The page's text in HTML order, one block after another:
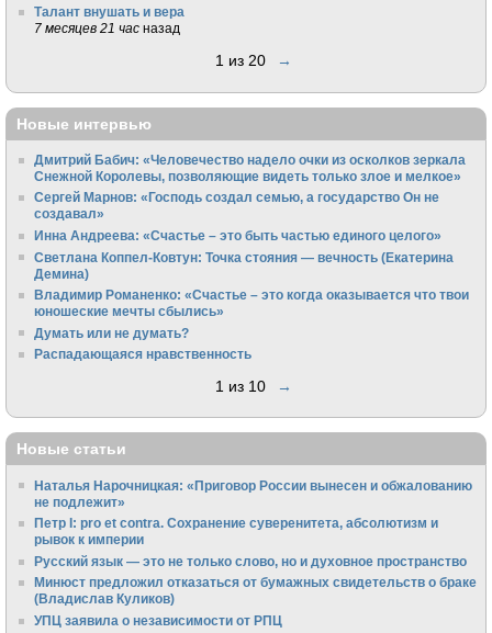
Талант внушать и вера
7 месяцев 21 час назад
1 из 20 →
Новые интервью
Дмитрий Бабич: «Человечество надело очки из осколков зеркала
Снежной Королевы, позволяющие видеть только злое и мелкое»
Сергей Марнов: «Господь создал семью, а государство Он не
создавал»
Инна Андреева: «Счастье – это быть частью единого целого»
Светлана Коппел-Ковтун: Точка стояния — вечность (Екатерина
Демина)
Владимир Романенко: «Счастье – это когда оказывается что твои
юношеские мечты сбылись»
Думать или не думать?
Распадающаяся нравственность
1 из 10 →
Новые статьи
Наталья Нарочницкая: «Приговор России вынесен и обжалованию
не подлежит»
Петр I: pro et contra. Сохранение суверенитета, абсолютизм и
рывок к империи
Русский язык — это не только слово, но и духовное пространство
Минюст предложил отказаться от бумажных свидетельств о браке
(Владислав Куликов)
УПЦ заявила о независимости от РПЦ